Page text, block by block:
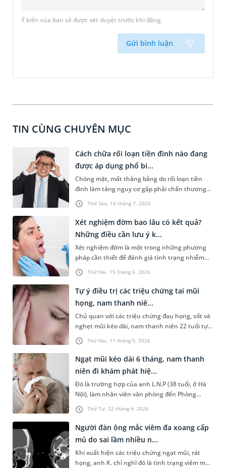
Ý kiến của bạn sẽ được xét duyệt trước khi đăng.
Gửi bình luận
TIN CÙNG CHUYÊN MỤC
Thứ Sáu, 10 tháng 7, 2026
Cách chữa rối loạn tiền đình nào đang
được áp dụng phổ bi...
Chóng mặt, mất thăng bằng do rối loạn tiền
đình làm tăng nguy cơ gặp phải chấn thương
nghiêm trọng. Bệnh dễ gặp hơn ở người trung
niên, cao tuổi hoặc người thường xuyên căng
thẳng, làm việc quá sức. Nội dung chia sẻ dưới
đây sẽ cùng bạn tìm hiểu cách chữa rối loạn
tiền đình giúp kiểm soát triệu chứng, hạn chế
tái phát và ngăn ngừa biến chứng nguy hiểm.
Thứ Hai, 15 tháng 6, 2026
Xét nghiệm đờm bao lâu có kết quả?
Những điều cần lưu ý k...
Xét nghiệm đờm là một trong những phương
pháp cần thiết để đánh giá tình trạng nhiễm
trùng, viêm hoặc bệnh lý tại đường hô hấp. Vậy
xét nghiệm đờm bao lâu có kết quả, cần lưu ý
những gì để tránh sai lệch kết quả? Những
thông tin sau đây sẽ giúp bạn làm rõ vấn đề này
và có tâm thế chủ động hơn trong quá trình
thăm khám.
Thứ Hai, 11 tháng 5, 2026
Tự ý điều trị các triệu chứng tai mũi
họng, nam thanh niê...
Chủ quan với các triệu chứng đau họng, sốt và
nghẹt mũi kéo dài, nam thanh niên 22 tuổi tự
mua thuốc điều trị tại nhà. Tuy nhiên, tình
trạng không cải thiện mà còn xuất hiện đau tai,
ù tai, nghe kém tăng dần. Khi đến thăm khám
chuyên khoa Tai Mũi Họng tại MEDLATEC, bệnh
nhân được chẩn đoán viêm đa xoang cấp bội
nhiễm, biến chứng viêm tai giữa cấp.
Thứ Tư, 22 tháng 4, 2026
Ngạt mũi kéo dài 6 tháng, nam thanh
niên đi khám phát hiệ...
Đó là trường hợp của anh L.N.P (38 tuổi, ở Hà
Nội), làm nhân viên văn phòng đến Phòng
khám Đa khoa MEDLATEC Tây Hồ khám do
ngạt mũi phải. Với chẩn đoán u nhú mũi xoang,
bệnh nhân có chỉ định thực hiện phẫu thuật và
may mắn chấm dứt hoàn toàn tình trạng ngạt
mũi kéo dài suốt 6 tháng.
Người đàn ông mắc viêm đa xoang cấp
mủ do sai lầm nhiều n...
Khi xuất hiện các triệu chứng ngạt mũi, rát
họng, anh K. chỉ nghĩ đó là tình trạng viêm mũi